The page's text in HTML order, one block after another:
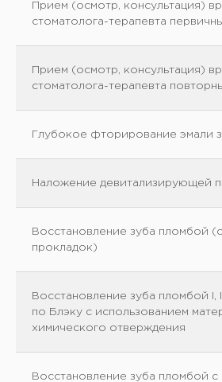
Прием (осмотр, консультация)
стоматолога-терапевта
Прием (осмотр, консультация)
стоматолога-терапевта
Глубокое фторирование эмали
Наложение девитализирующей
Восстановление зуба пломбой
прокладок)
Восстановление зуба пломбой I,
по Блэку с использованием
химического отверждения
Восстановление зуба пломбой